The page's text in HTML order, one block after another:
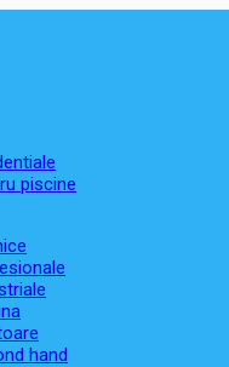
piscine
hand